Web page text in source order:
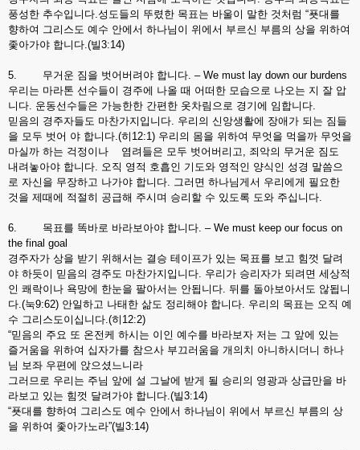
풍성한 추수입니다.성도들의 뚜렸한 목표는 바울이 말한 것처럼 “푯대를
향하여 그리스도 예수 안에서 하나님이 위에서 부르신 부름의 상을 위하여
좇아가야 합니다.(빌3:14)
5. 무거운 짐을 벗어버려야 합니다. – We must lay down our burdens
우리는 마라톤 선수들이 경주에 나올 때 어떠한 모습으로 나오는 지 잘 압
니다. 운동선수들은 가능한한 간편한 옷차림으로 경기에 임합니다.
믿음의 경주자들도 마찬가지입니다. 우리의 신앙생활에 장애가 되는 짐들
을 모두 벗어 야 합니다.(히12:1) 우리의 몸을 위하여 무엇을 먹을까 무엇을
마실까 하는 걱정이나 염려들은 모두 벗어버리고, 죄악의 무거운 짐도
내려놓아야 합니다. 오직 영적 호흡인 기도와 영적인 양식인 성경 말씀으
로 자신을 무장하고 나가야 합니다. 그러면 하나님게서 우리에게 필요한
것을 제때에 적절히 공급해 주시며 승리할 수 있도록 도와 주십니다.
6. 목표를 똑바로 바라보아야 합니다. – We must keep our focus on
the final goal
경주자가 상을 받기 위해서는 결승 테이프가 있는 목표를 보고 힘껏 달려
야 하듯이 믿음의 경주도 마찬가지입니다. 우리가 승리자가 되려면 세상적
인 쾌락이나 욕망에 한눈을 팔아서는 안됩니다. 뒤를 돌아보아서도 않됩니
다.(눅9:62) 안일하고 나태한 삶도 정리해야 합니다. 우리의 목표는 오직 예
수 그리스도이십니다.(히12:2)
“믿음의 주요 또 온전케 하시는 이인 예수를 바라보자 저는 그 앞에 있는
즐거움을 위하여 십자가를 참으사 부끄러움을 개의치 아니하시더니 하나
님 보좌 우편에 앉으셨느니라
그러므로 우리는 주님 앞에 설 그날에 받게 될 승리의 영광과 상급만을 바
라보고 있는 힘껏 달려가야 합니다.(빌3:14)
“푯대를 향하여 그리스도 예수 안에서 하나님이 위에서 부르신 부름의 상
을 위하여 좇아가노라”(빌3:14)